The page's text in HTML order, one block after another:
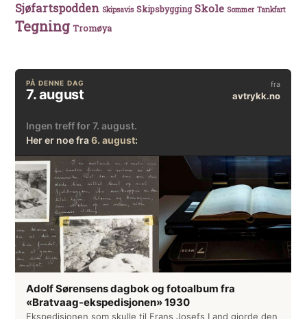
Sjøfartspodden Skipsavis Skipsbygging Skole Sommer Tankfart
Tegning Tromøya